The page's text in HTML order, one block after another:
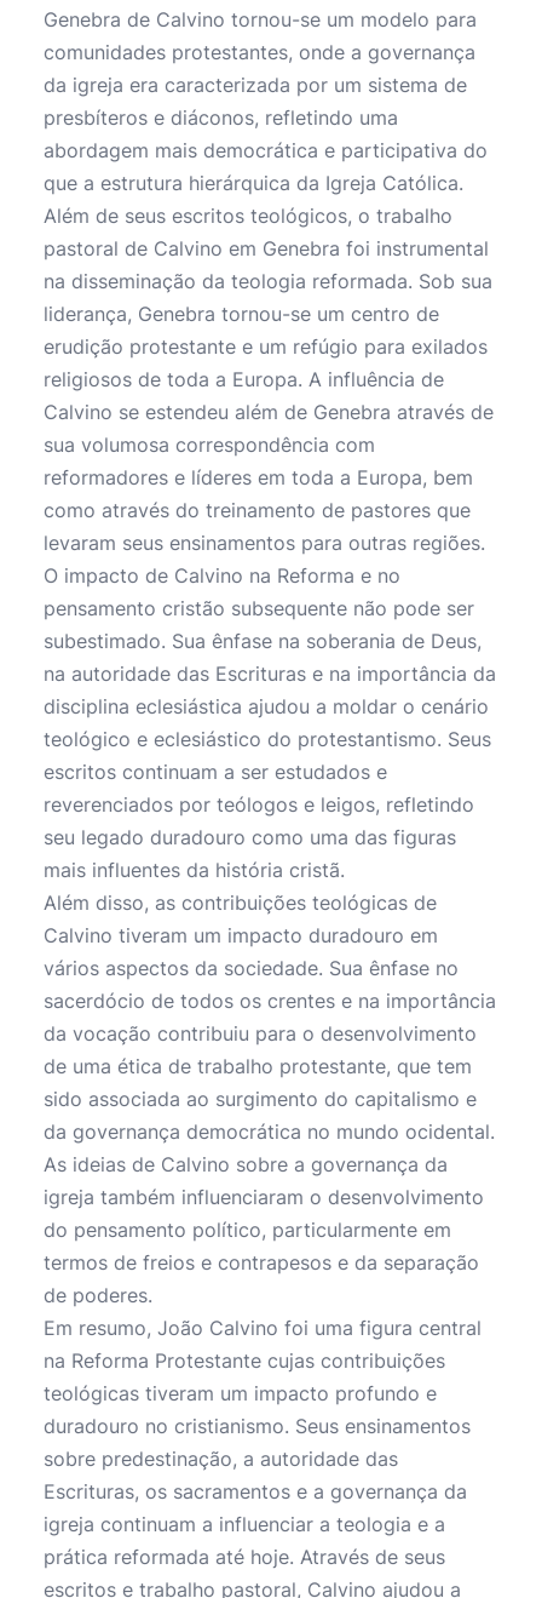
Genebra de Calvino tornou-se um modelo para
comunidades protestantes, onde a governança
da igreja era caracterizada por um sistema de
presbíteros e diáconos, refletindo uma
abordagem mais democrática e participativa do
que a estrutura hierárquica da Igreja Católica.
Além de seus escritos teológicos, o trabalho
pastoral de Calvino em Genebra foi instrumental
na disseminação da teologia reformada. Sob sua
liderança, Genebra tornou-se um centro de
erudição protestante e um refúgio para exilados
religiosos de toda a Europa. A influência de
Calvino se estendeu além de Genebra através de
sua volumosa correspondência com
reformadores e líderes em toda a Europa, bem
como através do treinamento de pastores que
levaram seus ensinamentos para outras regiões.
O impacto de Calvino na Reforma e no
pensamento cristão subsequente não pode ser
subestimado. Sua ênfase na soberania de Deus,
na autoridade das Escrituras e na importância da
disciplina eclesiástica ajudou a moldar o cenário
teológico e eclesiástico do protestantismo. Seus
escritos continuam a ser estudados e
reverenciados por teólogos e leigos, refletindo
seu legado duradouro como uma das figuras
mais influentes da história cristã.
Além disso, as contribuições teológicas de
Calvino tiveram um impacto duradouro em
vários aspectos da sociedade. Sua ênfase no
sacerdócio de todos os crentes e na importância
da vocação contribuiu para o desenvolvimento
de uma ética de trabalho protestante, que tem
sido associada ao surgimento do capitalismo e
da governança democrática no mundo ocidental.
As ideias de Calvino sobre a governança da
igreja também influenciaram o desenvolvimento
do pensamento político, particularmente em
termos de freios e contrapesos e da separação
de poderes.
Em resumo, João Calvino foi uma figura central
na Reforma Protestante cujas contribuições
teológicas tiveram um impacto profundo e
duradouro no cristianismo. Seus ensinamentos
sobre predestinação, a autoridade das
Escrituras, os sacramentos e a governança da
igreja continuam a influenciar a teologia e a
prática reformada até hoje. Através de seus
escritos e trabalho pastoral, Calvino ajudou a